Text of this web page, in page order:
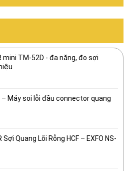
mini TM-52D - đa năng, đo sợi
– Máy soi lỗi đầu connector quang
Sợi Quang Lõi Rỗng HCF – EXFO NS-